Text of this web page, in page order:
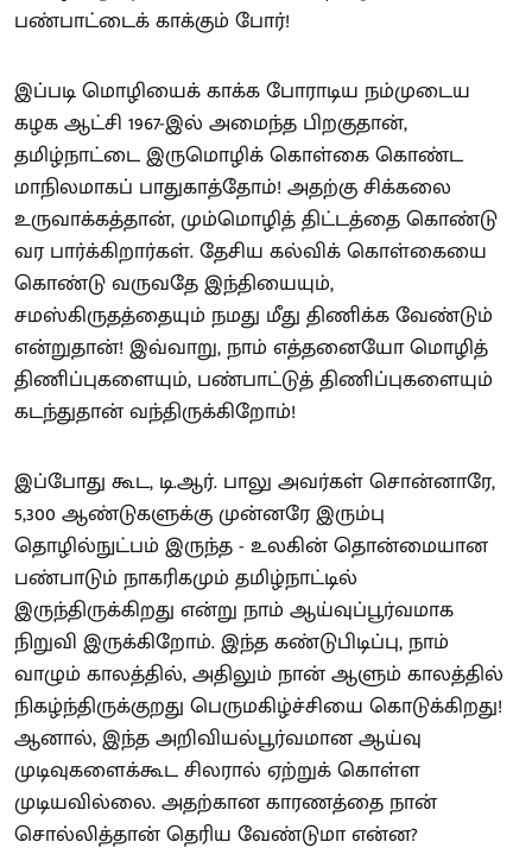
பண்பாட்டைக் காக்கும் போர்!
இப்படி மொழியைக் காக்க போராடிய நம்முடைய
கழக ஆட்சி 1967-இல் அமைந்த பிறகுதான்,
தமிழ்நாட்டை இருமொழிக் கொள்கை கொண்ட
மாநிலமாகப் பாதுகாத்தோம்! அதற்கு சிக்கலை
உருவாக்கத்தான், மும்மொழித் திட்டத்தை கொண்டு
வர பார்க்கிறார்கள். தேசிய கல்விக் கொள்கையை
கொண்டு வருவதே இந்தியையும்,
சமஸ்கிருதத்தையும் நமது மீது திணிக்க வேண்டும்
என்றுதான்! இவ்வாறு, நாம் எத்தனையோ மொழித்
திணிப்புகளையும், பண்பாட்டுத் திணிப்புகளையும்
கடந்துதான் வந்திருக்கிறோம்!
இப்போது கூட, டி.ஆர். பாலு அவர்கள் சொன்னாரே,
5,300 ஆண்டுகளுக்கு முன்னரே இரும்பு
தொழில்நுட்பம் இருந்த - உலகின் தொன்மையான
பண்பாடும் நாகரிகமும் தமிழ்நாட்டில்
இருந்திருக்கிறது என்று நாம் ஆய்வுப்பூர்வமாக
நிறுவி இருக்கிறோம். இந்த கண்டுபிடிப்பு, நாம்
வாழும் காலத்தில், அதிலும் நான் ஆளும் காலத்தில்
நிகழ்ந்திருக்குறது பெருமகிழ்ச்சியை கொடுக்கிறது!
ஆனால், இந்த அறிவியல்பூர்வமான ஆய்வு
முடிவுகளைக்கூட சிலரால் ஏற்றுக் கொள்ள
முடியவில்லை. அதற்கான காரணத்தை நான்
சொல்லித்தான் தெரிய வேண்டுமா என்ன?